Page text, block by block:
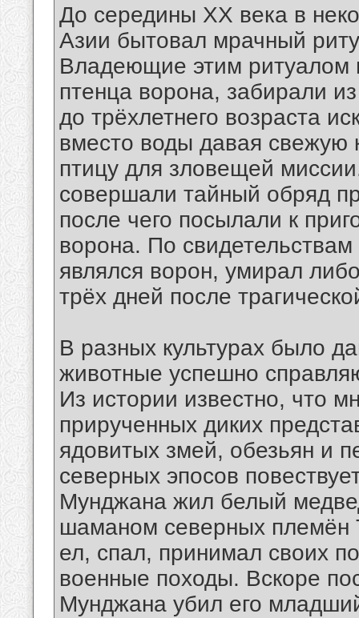
До середины XX века в
Азии бытовал мрачный
Владеющие этим ритуалом
птенца ворона, забирали
до трёхлетнего возраста
вместо воды давая свежую
птицу для зловещей
совершали тайный обряд
после чего посылали к
ворона. По
являлся ворон, умирал
трёх дней после
В разных культурах было
животные успешно
Из истории известно, что
прирученных диких
ядовитых змей, обезьян и
северных эпосов
Мунджана жил белый
шаманом северных
ел, спал, принимал своих
военные походы. Вскоре
Мунджана убил его